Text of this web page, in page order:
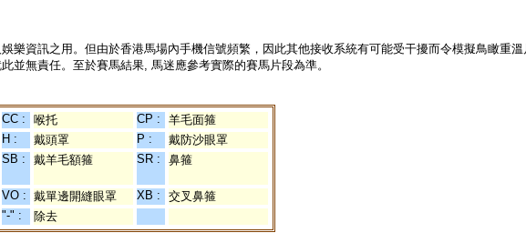
樂資訊之用。但由於香港馬場內手機信號頻繁，因此其他接收系統有可能受干擾而令模擬鳥瞰重
並無責任。至於賽馬結果, 馬迷應參考實際的賽馬片段為準。
CC : 喉托 CP :
羊毛面箍
H : 戴頭罩 P :
戴防沙眼罩
SB : 戴羊毛額箍 SR : 鼻箍
VO : 戴單邊開縫眼罩 XB :
交叉鼻箍
"-" : 除去